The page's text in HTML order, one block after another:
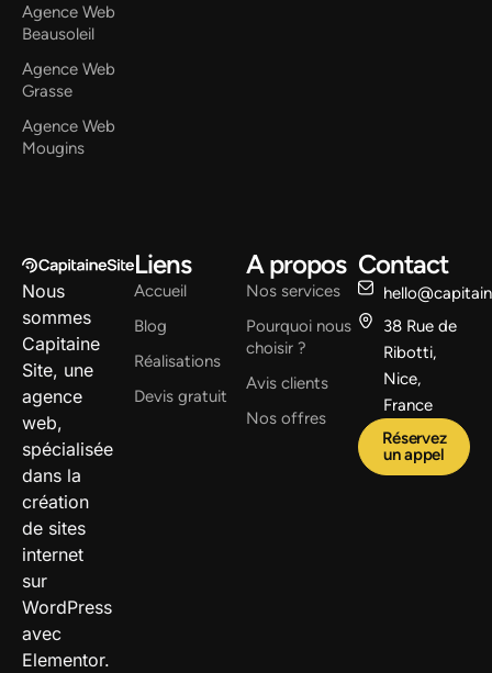
Agence Web
Beausoleil
Agence Web
Grasse
Agence Web
Mougins
Nous
sommes
Capitaine
Site, une
agence
web,
spécialisée
dans la
création
de sites
internet
sur
WordPress
avec
Elementor.
Liens
Accueil
Blog
Réalisations
Devis gratuit
A propos
Nos services
Pourquoi nous
choisir ?
Avis clients
Nos offres
Contact
38 Rue de
Ribotti,
Nice,
France
Réservez
un appel